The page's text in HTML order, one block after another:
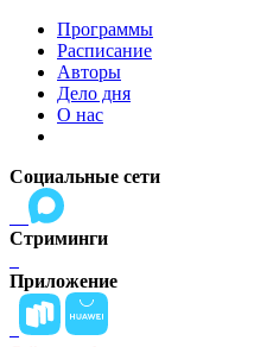
Программы
Расписание
Авторы
Дело дня
О нас
Социальные сети
Стриминги
Приложение